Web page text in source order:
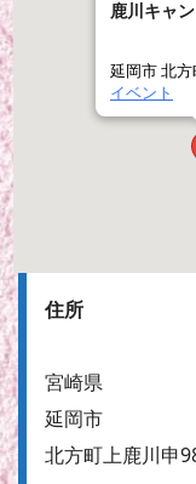
鹿川キャ
延岡市 北
イベント
住所
宮崎県
延岡市
北方町上鹿川申